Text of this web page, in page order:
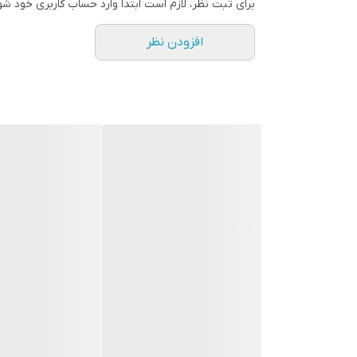
حافظه داخلی 16 و 32 گیگ و رام 1و 2 گیگ در دومدل قابل عرضه است
قابلیت نصب و پخش برنامه هایی نظیر اسنپ راننده
برای ثبت نظر، لازم است ابتدا وارد حساب کاربری خود
افزودن نظر